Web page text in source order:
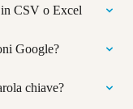
CSV o Excel
Google?
chiave?